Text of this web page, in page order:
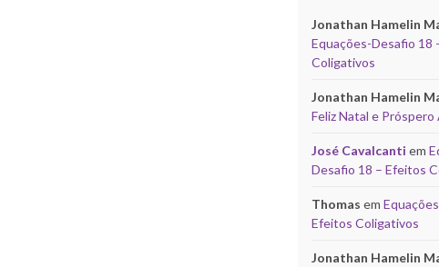
Jonathan Hamelin
Equações-Desafio 18
Coligativos
Jonathan Hamelin
Feliz Natal e Próspero
José Cavalcanti em
Desafio 18 – Efeitos
Thomas em
Efeitos Coligativos
Jonathan Hamelin